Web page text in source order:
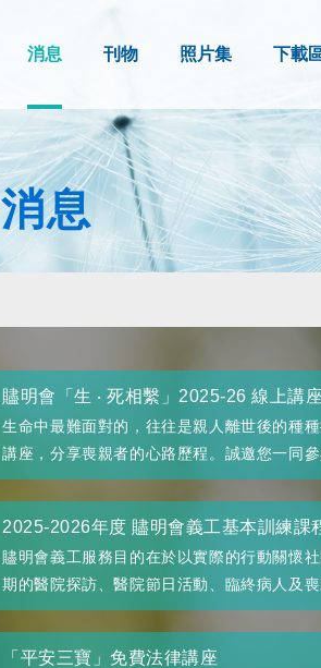
消息 刊物 照片集 下載
消息
贐明會「生 ‧ 死相繫」2025-26 線上講
生命中最難面對的，往往是親人離世後的種
講座，分享喪親者的心路歷程。誠邀您一同參
2025-2026年度 贐明會義工基本訓練課
贐明會義工服務目的在於以實際的行動關懷
期的醫院探訪、醫院節日活動、臨終病人及喪
「平安三寶」免費法律講座